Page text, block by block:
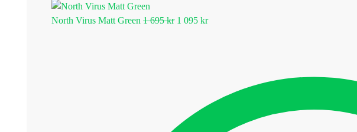
North Virus Matt Green 1 695kr 1 095 kr